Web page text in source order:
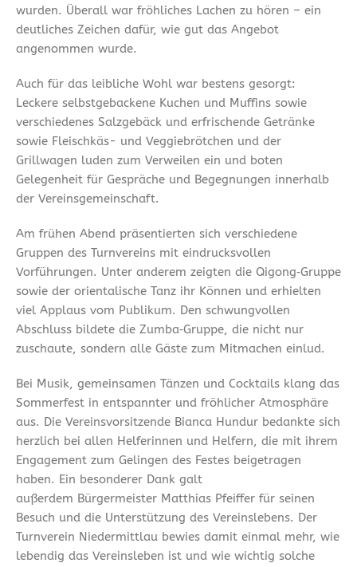
wurden. Überall war fröhliches Lachen zu hören – ein
deutliches Zeichen dafür, wie gut das Angebot
angenommen wurde.
Auch für das leibliche Wohl war bestens gesorgt:
Leckere selbstgebackene Kuchen und Muffins sowie
verschiedenes Salzgebäck und erfrischende Getränke
sowie Fleischkäs- und Veggiebrötchen und der
Grillwagen luden zum Verweilen ein und boten
Gelegenheit für Gespräche und Begegnungen innerhalb
der Vereinsgemeinschaft.
Am frühen Abend präsentierten sich verschiedene
Gruppen des Turnvereins mit eindrucksvollen
Vorführungen. Unter anderem zeigten die Qigong‑Gruppe
sowie der orientalische Tanz ihr Können und erhielten
viel Applaus vom Publikum. Den schwungvollen
Abschluss bildete die Zumba‑Gruppe, die nicht nur
zuschaute, sondern alle Gäste zum Mitmachen einlud.
Bei Musik, gemeinsamen Tänzen und Cocktails klang das
Sommerfest in entspannter und fröhlicher Atmosphäre
aus. Die Vereinsvorsitzende Bianca Hundur bedankte sich
herzlich bei allen Helferinnen und Helfern, die mit ihrem
Engagement zum Gelingen des Festes beigetragen
haben. Ein besonderer Dank galt
außerdem Bürgermeister Matthias Pfeiffer für seinen
Besuch und die Unterstützung des Vereinslebens. Der
Turnverein Niedermittlau bewies damit einmal mehr, wie
lebendig das Vereinsleben ist und wie wichtig solche